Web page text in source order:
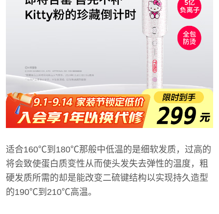
适合160℃到180℃那般中低温的是细软发质，过高的
将会致使蛋白质变性从而使头发失去弹性的温度，粗
硬发质所需的却是能改变二硫键结构以实现持久造型
的190℃到210℃高温。